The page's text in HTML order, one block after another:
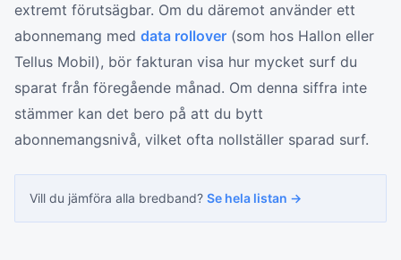
extremt förutsägbar. Om du däremot använder ett
abonnemang med data rollover (som hos Hallon eller
Tellus Mobil), bör fakturan visa hur mycket surf du
sparat från föregående månad. Om denna siffra inte
stämmer kan det bero på att du bytt
abonnemangsnivå, vilket ofta nollställer sparad surf.
Vill du jämföra alla bredband? Se hela listan →